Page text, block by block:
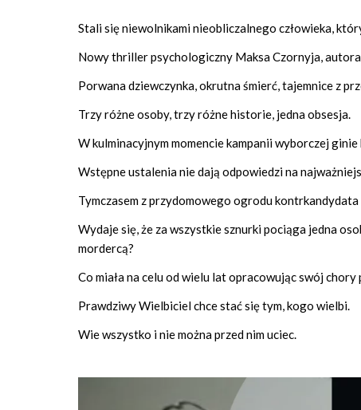
Stali się niewolnikami nieobliczalnego człowieka,
Nowy thriller psychologiczny Maksa Czornyja,
Porwana dziewczynka, okrutna śmierć, tajemnice z
Trzy różne osoby, trzy różne historie, jedna obsesja.
W kulminacyjnym momencie kampanii wyborczej
Wstępne ustalenia nie dają odpowiedzi na
Tymczasem z przydomowego ogrodu
Wydaje się, że za wszystkie sznurki pociąga jedna
mordercą?
Co miała na celu od wielu lat opracowując swój chory
Prawdziwy Wielbiciel chce stać się tym, kogo wielbi.
Wie wszystko i nie można przed nim uciec.